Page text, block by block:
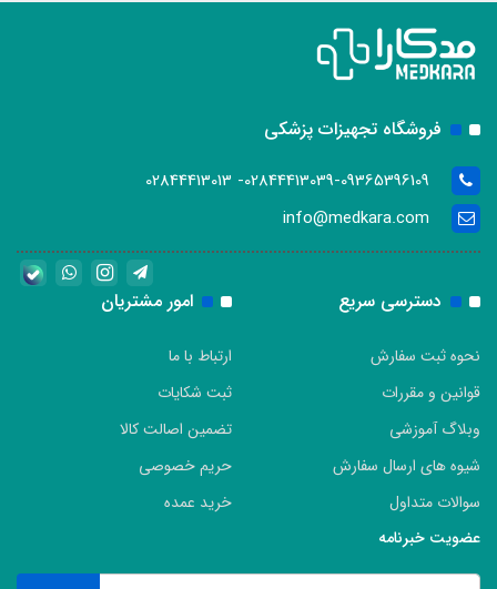
فروشگاه تجهیزات پزشکی
02844413039-09365396109- 02844413013
info@medkara.com
دسترسی سریع
نحوه ثبت سفارش
قوانین و مقررات
وبلاگ آموزشی
شیوه های ارسال سفارش
سوالات متداول
امور مشتریان
ارتباط با ما
ثبت شکایات
تضمین اصالت کالا
حریم خصوصی
خرید عمده
عضویت خبرنامه